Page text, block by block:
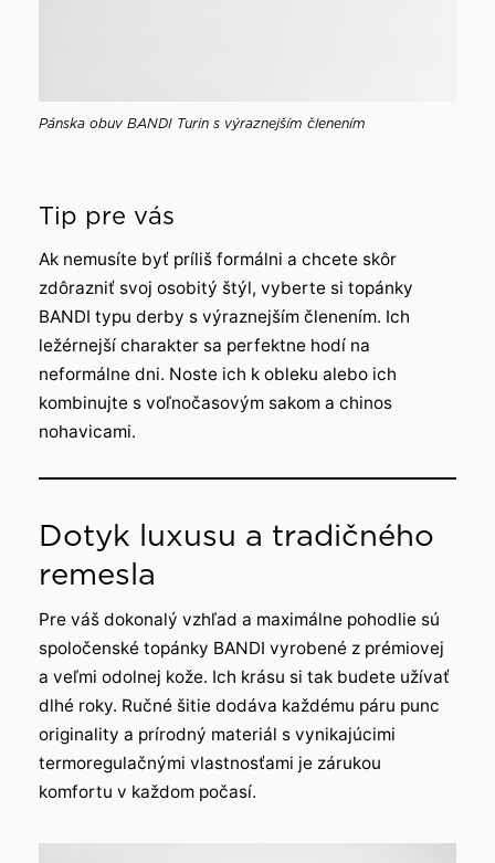
Pánska obuv BANDI Turin s výraznejším členením
Tip pre vás
Ak nemusíte byť príliš formálni a chcete skôr
zdôrazniť svoj osobitý štýl, vyberte si topánky
BANDI typu derby s výraznejším členením. Ich
ležérnejší charakter sa perfektne hodí na
neformálne dni. Noste ich k obleku alebo ich
kombinujte s voľnočasovým sakom a chinos
nohavicami.
Dotyk luxusu a tradičného
remesla
Pre váš dokonalý vzhľad a maximálne pohodlie sú
spoločenské topánky BANDI vyrobené z prémiovej
a veľmi odolnej kože. Ich krásu si tak budete užívať
dlhé roky. Ručné šitie dodáva každému páru punc
originality a prírodný materiál s vynikajúcimi
termoregulačnými vlastnosťami je zárukou
komfortu v každom počasí.